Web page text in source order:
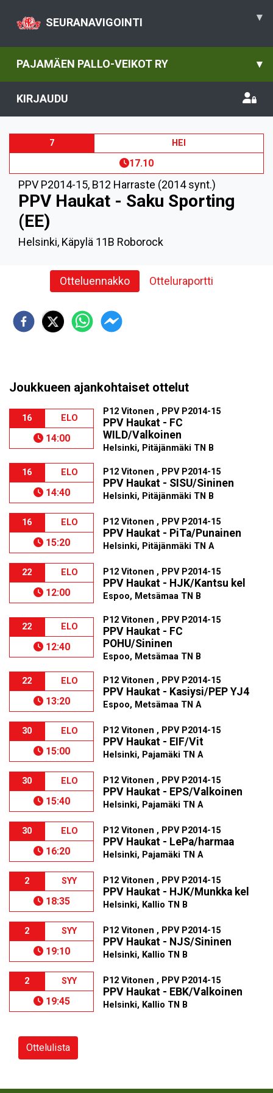
SEURANAVIGOINTI ▾
PAJAMÄEN PALLO-VEIKOT RY ▾
KIRJAUDU
7 HEI
17.10
PPV P2014-15, B12 Harraste (2014 synt.)
PPV Haukat - Saku Sporting
(EE)
Helsinki, Käpylä 11B Roborock
Otteluennakko Otteluraportti
Joukkueen ajankohtaiset ottelut
16 ELO
14:00
P12 Vitonen , PPV P2014-15
PPV Haukat - FC
WILD/Valkoinen
Helsinki, Pitäjänmäki TN B
16 ELO
14:40
P12 Vitonen , PPV P2014-15
PPV Haukat - SISU/Sininen
Helsinki, Pitäjänmäki TN B
16 ELO
15:20
P12 Vitonen , PPV P2014-15
PPV Haukat - PiTa/Punainen
Helsinki, Pitäjänmäki TN A
22 ELO
12:00
P12 Vitonen , PPV P2014-15
PPV Haukat - HJK/Kantsu kel
Espoo, Metsämaa TN B
22 ELO
12:40
P12 Vitonen , PPV P2014-15
PPV Haukat - FC
POHU/Sininen
Espoo, Metsämaa TN B
22 ELO
13:20
P12 Vitonen , PPV P2014-15
PPV Haukat - Kasiysi/PEP YJ4
Espoo, Metsämaa TN A
30 ELO
15:00
P12 Vitonen , PPV P2014-15
PPV Haukat - EIF/Vit
Helsinki, Pajamäki TN A
30 ELO
15:40
P12 Vitonen , PPV P2014-15
PPV Haukat - EPS/Valkoinen
Helsinki, Pajamäki TN A
30 ELO
16:20
P12 Vitonen , PPV P2014-15
PPV Haukat - LePa/harmaa
Helsinki, Pajamäki TN A
2 SYY
18:35
P12 Vitonen , PPV P2014-15
PPV Haukat - HJK/Munkka kel
Helsinki, Kallio TN B
2 SYY
19:10
P12 Vitonen , PPV P2014-15
PPV Haukat - NJS/Sininen
Helsinki, Kallio TN B
2 SYY
19:45
P12 Vitonen , PPV P2014-15
PPV Haukat - EBK/Valkoinen
Helsinki, Kallio TN B
Ottelulista